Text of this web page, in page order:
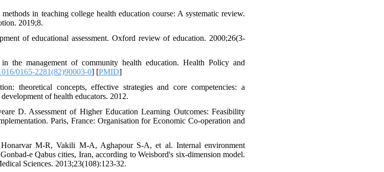
in teaching college health education course: A systematic review.
2019;8.
of educational assessment. Oxford review of education. 2000;26(3-
the management of community health education. Health Policy and
0165-2281(82)90003-0] [PMID]
theoretical concepts, effective strategies and core competencies: a
of health educators. 2012.
D. Assessment of Higher Education Learning Outcomes: Feasibility
Paris, France: Organisation for Economic Co-operation and
M-R, Vakili M-A, Aghapour S-A, et al. Internal environment
e Qabus cities, Iran, according to Weisbord's six-dimension model.
Sciences. 2013;23(108):123-32.